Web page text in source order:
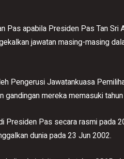
Pas apabila Presiden Pas Tan Sri
jawatan masing-masing
Pengerusi Jawatankuasa
gandingan mereka memasuki
Presiden Pas secara rasmi pada
dunia pada 23 Jun 2002.